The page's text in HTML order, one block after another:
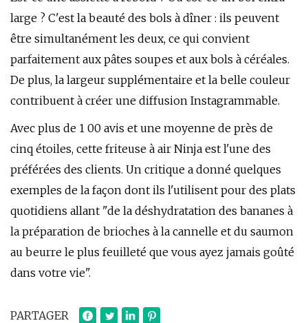
large ? C'est la beauté des bols à dîner : ils peuvent
être simultanément les deux, ce qui convient
parfaitement aux pâtes soupes et aux bols à céréales.
De plus, la largeur supplémentaire et la belle couleur
contribuent à créer une diffusion Instagrammable.
Avec plus de 1 00 avis et une moyenne de près de
cinq étoiles, cette friteuse à air Ninja est l'une des
préférées des clients. Un critique a donné quelques
exemples de la façon dont ils l'utilisent pour des plats
quotidiens allant "de la déshydratation des bananes à
la préparation de brioches à la cannelle et du saumon
au beurre le plus feuilleté que vous ayez jamais goûté
dans votre vie".
PARTAGER